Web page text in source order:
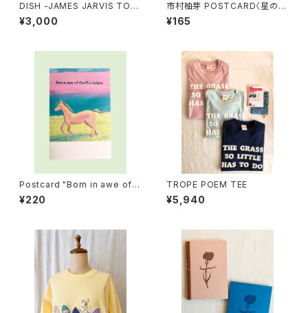
DISH -JAMES JARVIS TOT
E BAG
¥3,000
市村柚芽 POSTCARD〈星の散
歩〉
¥165
Postcard "Born in awe of E
arth's nature."
¥220
TROPE POEM TEE
¥5,940